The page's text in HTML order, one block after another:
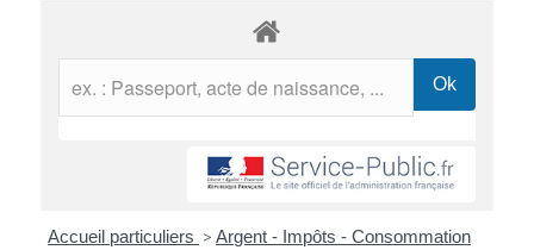
Accueil particuliers > Argent - Impôts - Consommation